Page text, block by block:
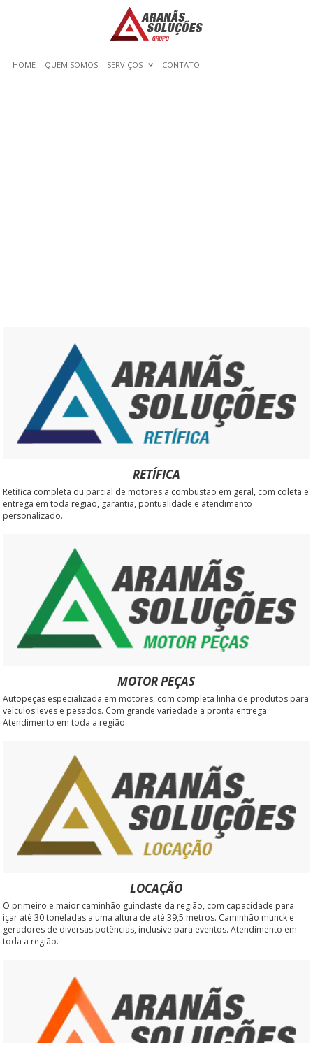
HOME QUEM SOMOS SERVIÇOS CONTATO
RETÍFICA
Retífica completa ou parcial de motores a combustão em geral, com coleta e
entrega em toda região, garantia, pontualidade e atendimento
personalizado.
MOTOR PEÇAS
Autopeças especializada em motores, com completa linha de produtos para
veículos leves e pesados. Com grande variedade a pronta entrega.
Atendimento em toda a região.
LOCAÇÃO
O primeiro e maior caminhão guindaste da região, com capacidade para
içar até 30 toneladas a uma altura de até 39,5 metros. Caminhão munck e
geradores de diversas potências, inclusive para eventos. Atendimento em
toda a região.